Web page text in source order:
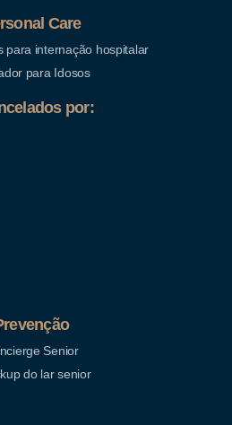
Care
para internação hospitalar
para Idosos
por:
Senior
do lar senior